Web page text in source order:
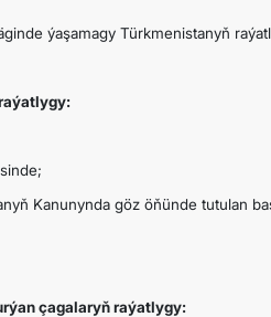
ýaşamagy Türkmenistanyň
Kanunynda göz öňünde tutulan
çagalaryň raýatlygy: